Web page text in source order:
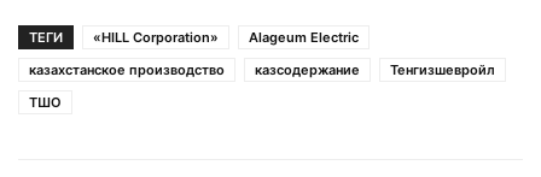
ТЕГИ «HILL Corporation»
Alageum Electric
казахстанское производство
казсодержание
Тенгизшевройл
ТШО